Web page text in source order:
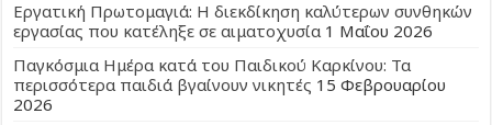
Εργατική Πρωτομαγιά: Η διεκδίκηση καλύτερων συνθηκών
εργασίας που κατέληξε σε αιματοχυσία 1 Μαΐου 2026
Παγκόσμια Ημέρα κατά του Παιδικού Καρκίνου: Τα
περισσότερα παιδιά βγαίνουν νικητές 15 Φεβρουαρίου
2026